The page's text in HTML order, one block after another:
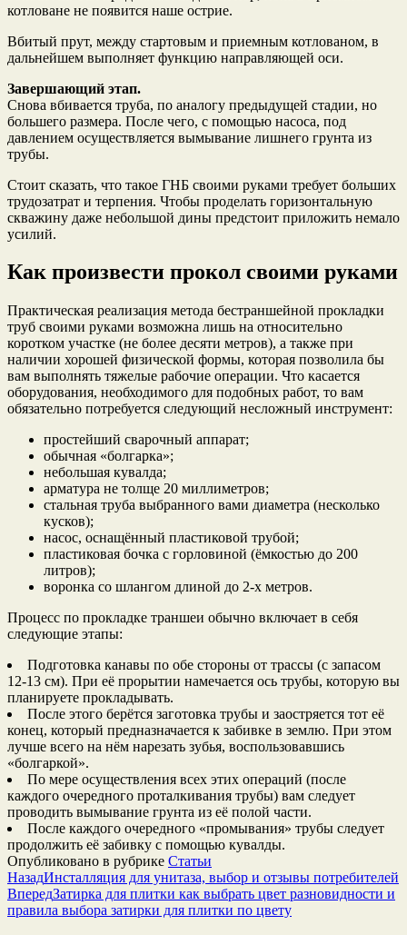
котловане не появится наше острие.
Вбитый прут, между стартовым и приемным котлованом, в
дальнейшем выполняет функцию направляющей оси.
Завершающий этап.
Снова вбивается труба, по аналогу предыдущей стадии, но
большего размера. После чего, с помощью насоса, под
давлением осуществляется вымывание лишнего грунта из
трубы.
Стоит сказать, что такое ГНБ своими руками требует больших
трудозатрат и терпения. Чтобы проделать горизонтальную
скважину даже небольшой дины предстоит приложить немало
усилий.
Как произвести прокол своими руками
Практическая реализация метода бестраншейной прокладки
труб своими руками возможна лишь на относительно
коротком участке (не более десяти метров), а также при
наличии хорошей физической формы, которая позволила бы
вам выполнять тяжелые рабочие операции. Что касается
оборудования, необходимого для подобных работ, то вам
обязательно потребуется следующий несложный инструмент:
простейший сварочный аппарат;
обычная «болгарка»;
небольшая кувалда;
арматура не толще 20 миллиметров;
стальная труба выбранного вами диаметра (несколько
кусков);
насос, оснащённый пластиковой трубой;
пластиковая бочка с горловиной (ёмкостью до 200
литров);
воронка со шлангом длиной до 2-х метров.
Процесс по прокладке траншеи обычно включает в себя
следующие этапы:
Подготовка канавы по обе стороны от трассы (с запасом
12-13 см). При её прорытии намечается ось трубы, которую вы
планируете прокладывать.
После этого берётся заготовка трубы и заостряется тот её
конец, который предназначается к забивке в землю. При этом
лучше всего на нём нарезать зубья, воспользовавшись
«болгаркой».
По мере осуществления всех этих операций (после
каждого очередного проталкивания трубы) вам следует
проводить вымывание грунта из её полой части.
После каждого очередного «промывания» трубы следует
продолжить её забивку с помощью кувалды.
Опубликовано в рубрике Статьи
НазадИнсталляция для унитаза, выбор и отзывы потребителей
ВпередЗатирка для плитки как выбрать цвет разновидности и
правила выбора затирки для плитки по цвету